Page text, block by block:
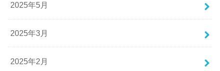
2025年5月
2025年3月
2025年2月